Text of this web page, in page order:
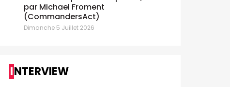
par Michael Froment
(CommandersAct)
Dimanche 5 Juillet 2026
INTERVIEW